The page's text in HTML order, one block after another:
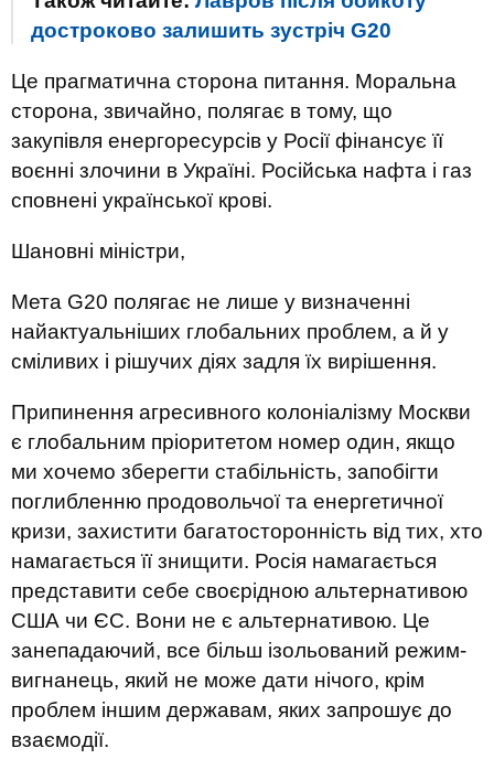
достроково залишить зустріч G20
Це прагматична сторона питання. Моральна
сторона, звичайно, полягає в тому, що
закупівля енергоресурсів у Росії фінансує її
воєнні злочини в Україні. Російська нафта і газ
сповнені української крові.
Шановні міністри,
Мета G20 полягає не лише у визначенні
найактуальніших глобальних проблем, а й у
сміливих і рішучих діях задля їх вирішення.
Припинення агресивного колоніалізму Москви
є глобальним пріоритетом номер один, якщо
ми хочемо зберегти стабільність, запобігти
поглибленню продовольчої та енергетичної
кризи, захистити багатосторонність від тих, хто
намагається її знищити. Росія намагається
представити себе своєрідною альтернативою
США чи ЄС. Вони не є альтернативою. Це
занепадаючий, все більш ізольований режим-
вигнанець, який не може дати нічого, крім
проблем іншим державам, яких запрошує до
взаємодії.